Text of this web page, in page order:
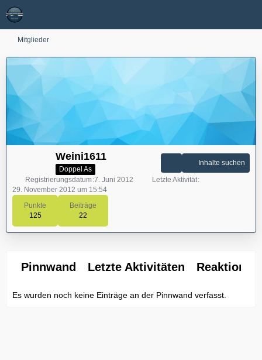
Mitglieder
Weini1611
Doppel As
Punkte
125
Beiträge
22
Inhalte suchen
Registrierungsdatum 7. Juni 2012
Letzte Aktivität
29. November 2012 um 15:54
Pinnwand Letzte Aktivitäten Reaktionen
Es wurden noch keine Einträge an der Pinnwand verfasst.